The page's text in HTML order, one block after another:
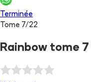
Terminée
Tome 7/22
Rainbow tome 7